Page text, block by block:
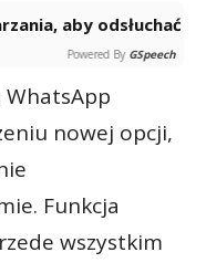
Powered By GSpeech
nowej opcji,
Funkcja
wszystkim